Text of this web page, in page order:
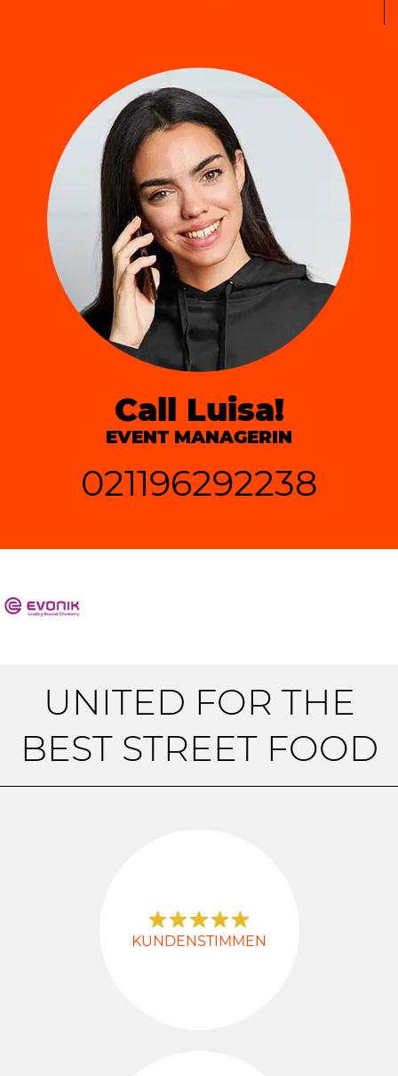
Call Luisa!
EVENT MANAGERIN
021196292238
UNITED FOR THE
BEST STREET FOOD
KUNDENSTIMMEN